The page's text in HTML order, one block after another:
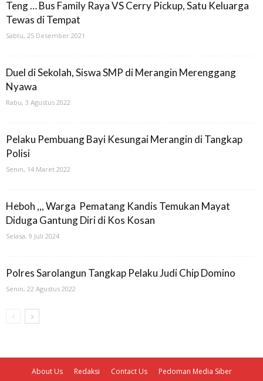
Teng … Bus Family Raya VS Cerry Pickup, Satu Keluarga
Tewas di Tempat
Sabtu, 25 Desember 2021
Duel di Sekolah, Siswa SMP di Merangin Merenggang
Nyawa
Rabu, 3 Agustus 2022
Pelaku Pembuang Bayi Kesungai Merangin di Tangkap
Polisi
Senin, 14 Maret 2022
Heboh ,,, Warga Pematang Kandis Temukan Mayat
Diduga Gantung Diri di Kos Kosan
Selasa, 9 Juli 2024
Polres Sarolangun Tangkap Pelaku Judi Chip Domino
Senin, 22 Agustus 2022
About Us Redaksi Contact Us Pedoman Media Siber